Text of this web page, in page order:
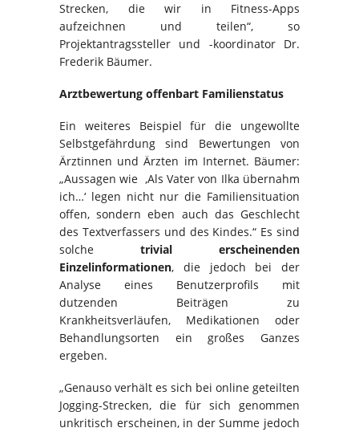
Strecken, die wir in Fitness-Apps
aufzeichnen und teilen“, so
Projektantragssteller und -koordinator Dr.
Frederik Bäumer.
Arztbewertung offenbart Familienstatus
Ein weiteres Beispiel für die ungewollte
Selbstgefährdung sind Bewertungen von
Ärztinnen und Ärzten im Internet. Bäumer:
„Aussagen wie ,Als Vater von Ilka übernahm
ich…‘ legen nicht nur die Familiensituation
offen, sondern eben auch das Geschlecht
des Textverfassers und des Kindes.“ Es sind
solche trivial erscheinenden
Einzelinformationen, die jedoch bei der
Analyse eines Benutzerprofils mit
dutzenden Beiträgen zu
Krankheitsverläufen, Medikationen oder
Behandlungsorten ein großes Ganzes
ergeben.
„Genauso verhält es sich bei online geteilten
Jogging-Strecken, die für sich genommen
unkritisch erscheinen, in der Summe jedoch